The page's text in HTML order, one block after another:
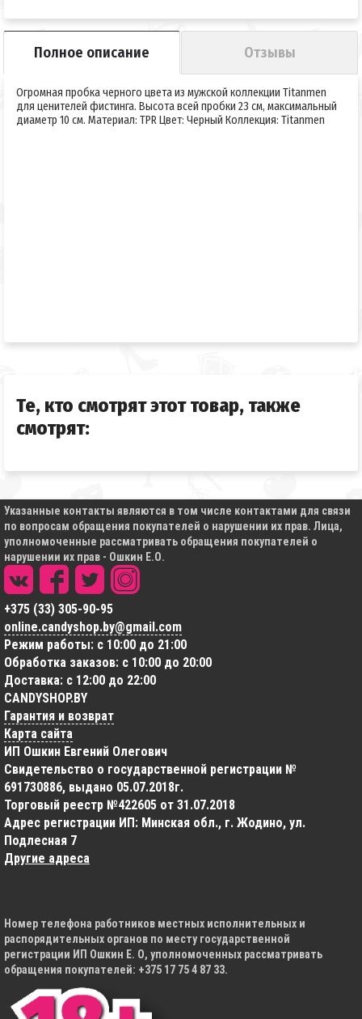
Полное описание Отзывы
Огромная пробка черного цвета из мужской коллекции Titanmen
для ценителей фистинга. Высота всей пробки 23 см, максимальный
диаметр 10 см. Материал: TPR Цвет: Черный Коллекция: Titanmen
Те, кто смотрят этот товар, также
смотрят:
Указанные контакты являются в том числе контактами для связи
по вопросам обращения покупателей о нарушении их прав. Лица,
уполномоченные рассматривать обращения покупателей о
нарушении их прав - Ошкин Е.О.
+375 (33) 305-90-95
online.candyshop.by@gmail.com
Режим работы: с 10:00 до 21:00
Обработка заказов: с 10:00 до 20:00
Доставка: с 12:00 до 22:00
CANDYSHOP.BY
Гарантия и возврат
Карта сайта
ИП Ошкин Евгений Олегович
Свидетельство о государственной регистрации №
691730886, выдано 05.07.2018г.
Торговый реестр №422605 от 31.07.2018
Адрес регистрации ИП: Минская обл., г. Жодино, ул.
Подлесная 7
Другие адреса
Номер телефона работников местных исполнительных и
распорядительных органов по месту государственной
регистрации ИП Ошкин Е. О, уполномоченных рассматривать
обращения покупателей: +375 17 75 4 87 33.